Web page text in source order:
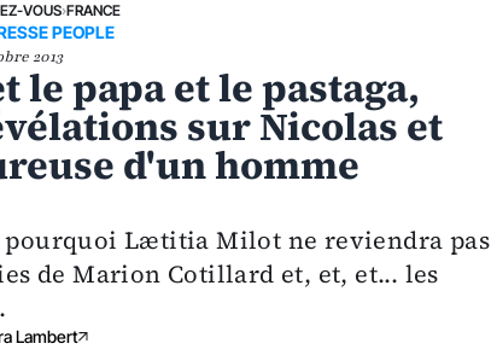
VOUS›FRANCE
PEOPLE
2013
le papa et le pastaga,
sur Nicolas et
d'un homme
Lætitia Milot ne reviendra pas
de Marion Cotillard et, et, et... les
Lambert